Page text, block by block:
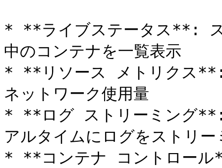
* **ライブステータス**: ス
中のコンテナを一覧表示
* **リソース メトリクス**:
ネットワーク使用量
* **ログ ストリーミング**:
アルタイムにログをストリー
* **コンテナ コントロール